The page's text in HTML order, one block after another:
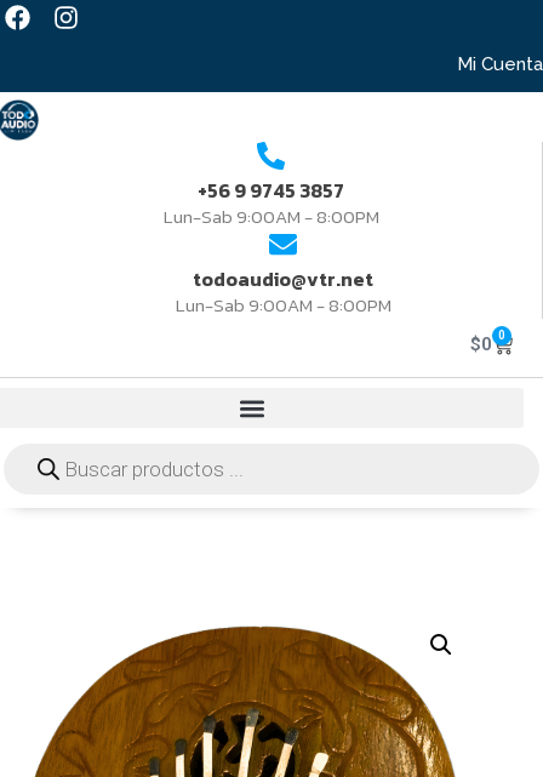
Mi Cuenta
+56 9 9745 3857
Lun-Sab 9:00AM - 8:00PM
todoaudio@vtr.net
Lun-Sab 9:00AM - 8:00PM
$0 0